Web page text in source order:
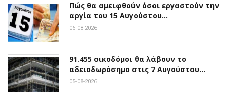
Πώς θα αμειφθούν όσοι εργαστούν την
αργία του 15 Αυγούστου…
06-08-2026
91.455 οικοδόμοι θα λάβουν το
αδειοδωρόσημο στις 7 Αυγούστου…
05-08-2026